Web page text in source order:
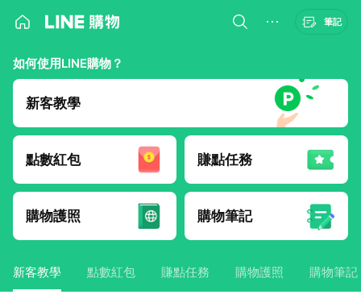
筆記
如何使用LINE購物？
新客教學
點數紅包 賺點任務
購物護照 購物筆記
新客教學 點數紅包 賺點任務 購物護照 購物筆記